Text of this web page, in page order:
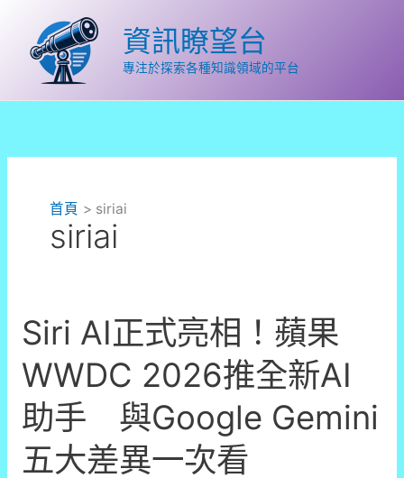
容
資訊瞭望台
專注於探索各種知識領域的平台
首頁 siriai
siriai
Siri AI正式亮相！蘋果
WWDC 2026推全新AI
助手 與Google Gemini
五大差異一次看